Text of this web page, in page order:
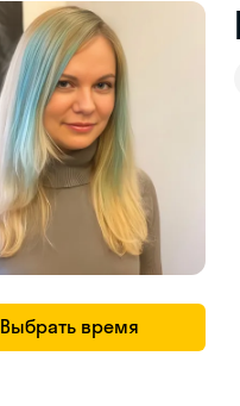
Выбрать время